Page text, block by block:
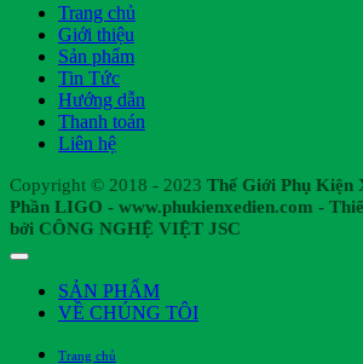
Trang chủ
Giới thiệu
Sản phẩm
Tin Tức
Hướng dẫn
Thanh toán
Liên hệ
Copyright © 2018 - 2023 Thế Giới Phụ Kiện
Phần LIGO - www.phukienxedien.com -
bởi CÔNG NGHỆ VIỆT JSC
SẢN PHẨM
VỀ CHÚNG TÔI
Trang chủ